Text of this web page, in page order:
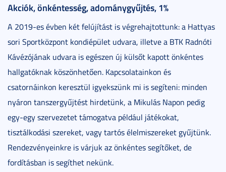
Akciók, önkéntesség, adománygyűjtés, 1%
A 2019-es évben két felújítást is végrehajtottunk: a Hattyas
sori Sportközpont kondiépület udvara, illetve a BTK Radnóti
Kávézójának udvara is egészen új külsőt kapott önkéntes
hallgatóknak köszönhetően. Kapcsolatainkon és
csatornáinkon keresztül igyekszünk mi is segíteni: minden
nyáron tanszergyűjtést hirdetünk, a Mikulás Napon pedig
egy-egy szervezetet támogatva például játékokat,
tisztálkodási szereket, vagy tartós élelmiszereket gyűjtünk.
Rendezvényeinkre is várjuk az önkéntes segítőket, de
fordításban is segíthet nekünk.